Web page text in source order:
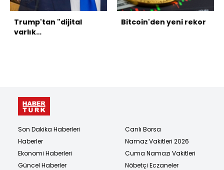
Trump'tan "dijital
varlık
Bitcoin'den yeni rekor
Son Dakika Haberleri
Haberler
Ekonomi Haberleri
Güncel Haberler
Canlı Borsa
Namaz Vakitleri 2026
Cuma Namazı Vakitleri
Nöbetçi Eczaneler